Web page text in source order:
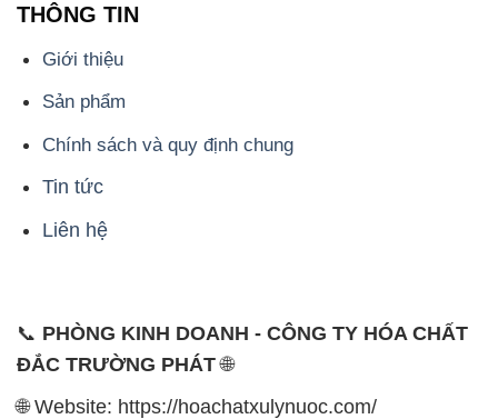
THÔNG TIN
Giới thiệu
Sản phẩm
Chính sách và quy định chung
Tin tức
Liên hệ
📞 PHÒNG KINH DOANH - CÔNG TY HÓA CHẤT
ĐẮC TRƯỜNG PHÁT🌐
🌐 Website: https://hoachatxulynuoc.com/